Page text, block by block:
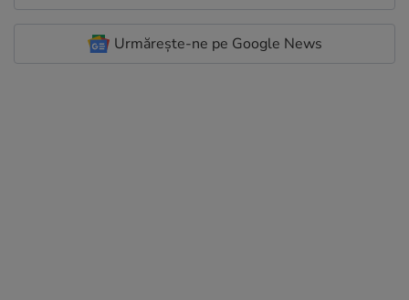
Urmărește-ne pe Google News